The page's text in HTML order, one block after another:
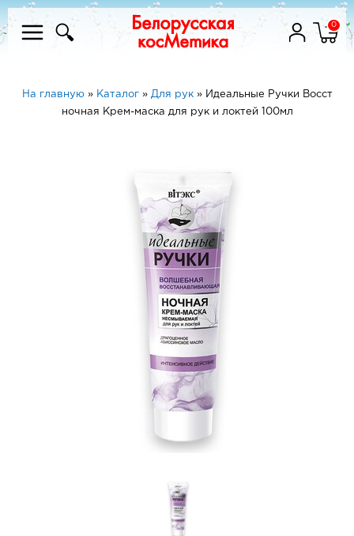
0
На главную» Каталог» Для рук» Идеальные Ручки Восст
ночная Крем-маска для рук и локтей 100мл